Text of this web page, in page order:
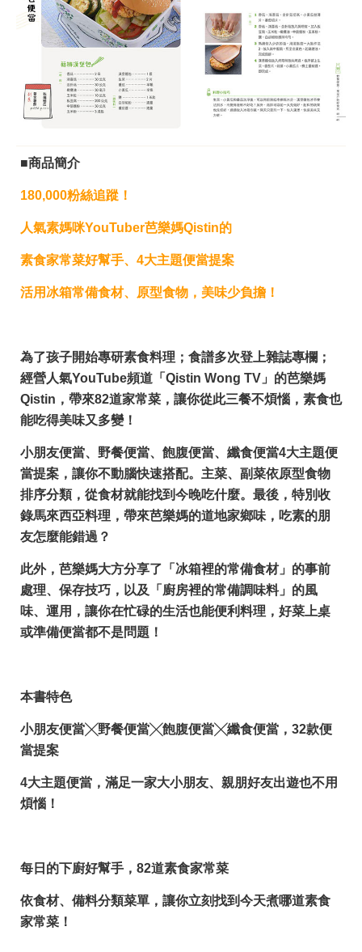
■商品簡介
180,000粉絲追蹤！
人氣素媽咪YouTuber芭樂媽Qistin的
素食家常菜好幫手、 4大主題便當提案
活用冰箱常備食材、原型食物，美味少負擔！
為了孩子開始專研素食料理；食譜多次登上雜誌專欄；
經營人氣YouTube頻道「Qistin Wong TV」的芭樂媽
Qistin，帶來82道家常菜，讓你從此三餐不煩惱，素食也
能吃得美味又多變！
小朋友便當、野餐便當、飽腹便當、纖食便當4大主題便
當提案，讓你不動腦快速搭配。主菜、副菜依原型食物
排序分類，從食材就能找到今晚吃什麼。最後，特別收
錄馬來西亞料理，帶來芭樂媽的道地家鄉味，吃素的朋
友怎麼能錯過？
此外，芭樂媽大方分享了「冰箱裡的常備食材」的事前
處理、保存技巧，以及「廚房裡的常備調味料」的風
味、運用，讓你在忙碌的生活也能便利料理，好菜上桌
或準備便當都不是問題！
本書特色
小朋友便當╳野餐便當╳飽腹便當╳纖食便當， 32款便
當提案
4大主題便當，滿足一家大小朋友、親朋好友出遊也不用
煩惱！
每日的下廚好幫手， 82道素食家常菜
依食材、備料分類菜單，讓你立刻找到今天煮哪道素食
家常菜！